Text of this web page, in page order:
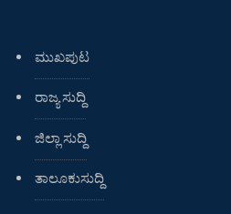
ಮುಖಪುಟ
ರಾಜ್ಯ ಸುದ್ದಿ
ಜಿಲ್ಲಾ ಸುದ್ದಿ
ತಾಲೂಕುಸುದ್ದಿ